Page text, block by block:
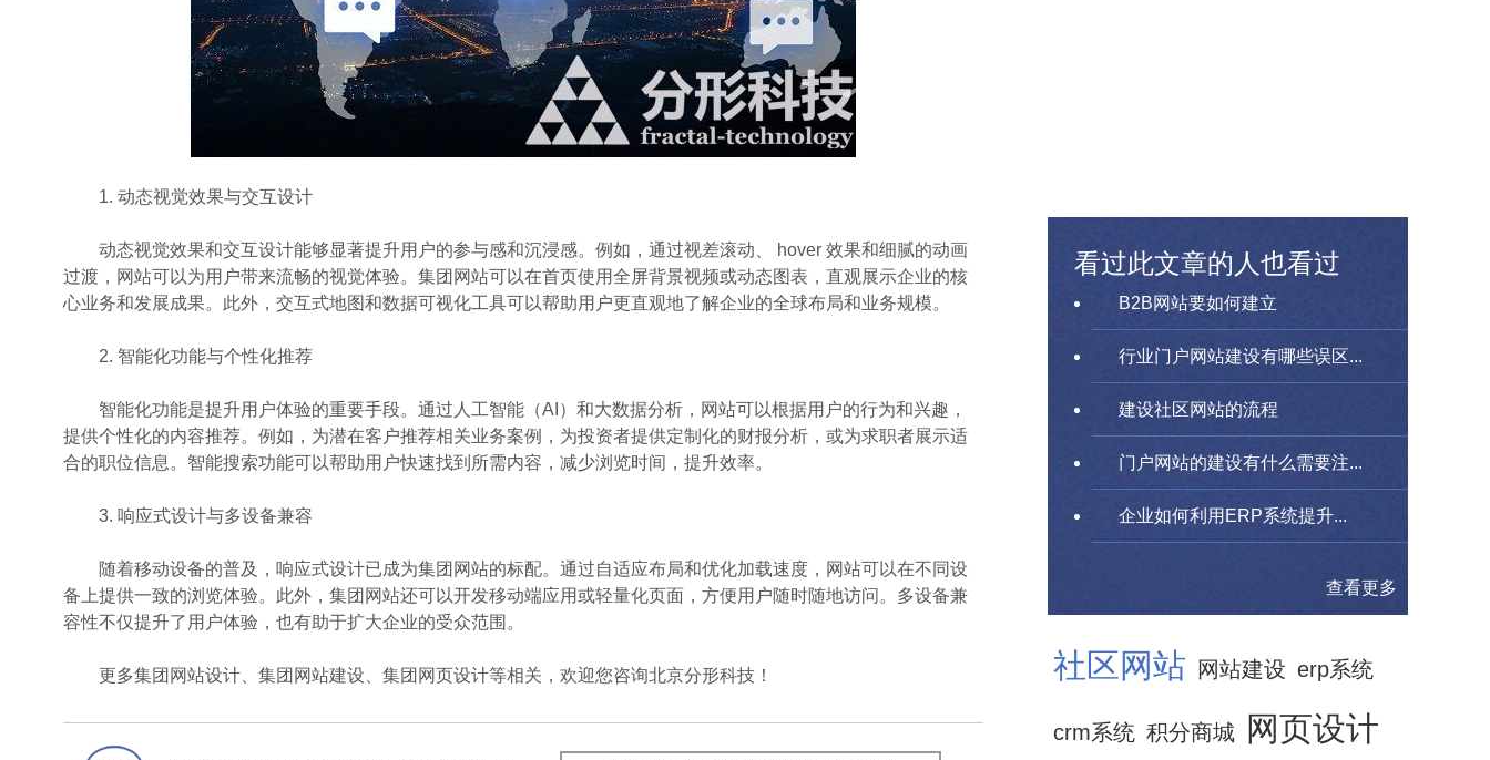
1. 动态视觉效果与交互设计
动态视觉效果和交互设计能够显著提升用户的参与感和沉浸感。例如，通过视差滚动、 hover 效果和细腻的动画
过渡，网站可以为用户带来流畅的视觉体验。集团网站可以在首页使用全屏背景视频或动态图表，直观展示企业的核
心业务和发展成果。此外，交互式地图和数据可视化工具可以帮助用户更直观地了解企业的全球布局和业务规模。
2. 智能化功能与个性化推荐
智能化功能是提升用户体验的重要手段。通过人工智能（AI）和大数据分析，网站可以根据用户的行为和兴趣，
提供个性化的内容推荐。例如，为潜在客户推荐相关业务案例，为投资者提供定制化的财报分析，或为求职者展示适
合的职位信息。智能搜索功能可以帮助用户快速找到所需内容，减少浏览时间，提升效率。
3. 响应式设计与多设备兼容
随着移动设备的普及，响应式设计已成为集团网站的标配。通过自适应布局和优化加载速度，网站可以在不同设
备上提供一致的浏览体验。此外，集团网站还可以开发移动端应用或轻量化页面，方便用户随时随地访问。多设备兼
容性不仅提升了用户体验，也有助于扩大企业的受众范围。
更多集团网站设计、集团网站建设、集团网页设计等相关，欢迎您咨询北京分形科技！
看过此文章的人也看过
B2B网站要如何建立
行业门户网站建设有哪些误区...
建设社区网站的流程
门户网站的建设有什么需要注...
企业如何利用ERP系统提升...
查看更多
社区网站 网站建设 erp系统
crm系统 积分商城 网页设计